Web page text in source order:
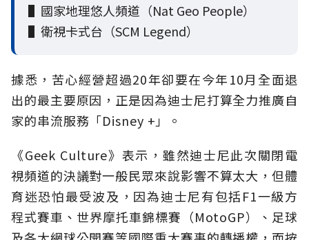
▌國家地理悠人頻道（Nat Geo People）
▌衛視卡式台（SCM Legend）
據悉，苦心經營超過20年卻要在今年10月全面退
出的最主要原因，正是因為迪士尼打算全力推廣自
家的串流服務「Disney +」。
《Geek Culture》表示，雖然迪士尼此次關閉電
視頻道的決議對一般民眾來說影響不算太大，但體
育迷恐怕最受波及，因為迪士尼有包括F1一級方
程式賽車、世界摩托車錦標賽（MotoGP）、足球